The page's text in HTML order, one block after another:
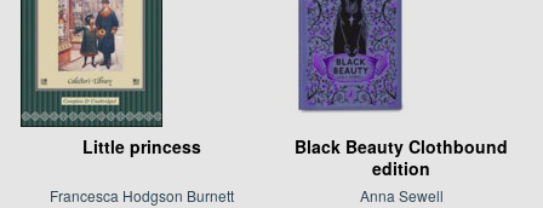
Little princess
Francesca Hodgson Burnett
Black Beauty Clothbound
edition
Anna Sewell